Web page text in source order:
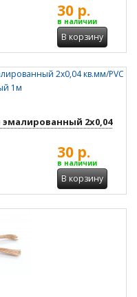
30 р.
в наличии
В корзину
2x0,04
30 р.
в наличии
В корзину